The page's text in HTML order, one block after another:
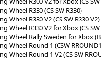
Wheel R330 (CS SW R330)
Wheel R330 V2 (CS SW R330 V2)
Wheel R330 V2 for Xbox (CS SW
Wheel Rally Sweden for Xbox (B-
Wheel Round 1 (CSW
Wheel Round 1 V2 (CS SW